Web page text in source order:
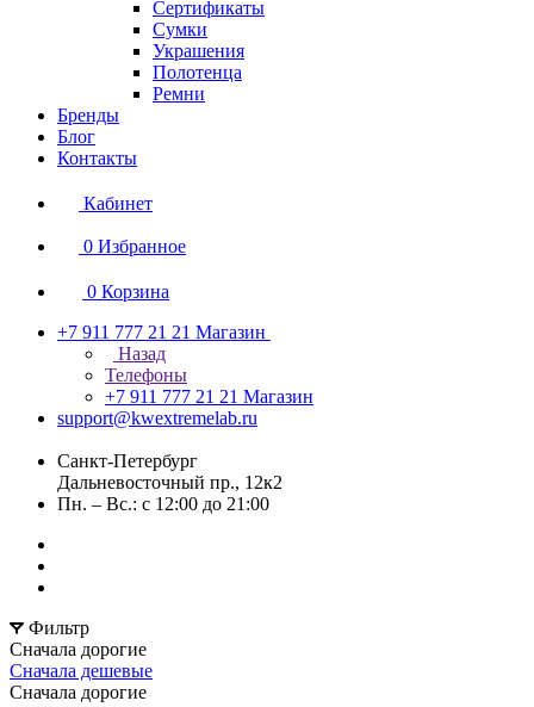
Сертификаты
Сумки
Украшения
Полотенца
Ремни
Бренды
Блог
Контакты
Кабинет
0 Избранное
0 Корзина
+7 911 777 21 21 Магазин
Назад
Телефоны
+7 911 777 21 21 Магазин
support@kwextremelab.ru
Санкт-Петербург
Дальневосточный пр., 12к2
Пн. – Вс.: с 12:00 до 21:00
Фильтр
Сначала дорогие
Сначала дешевые
Сначала дорогие